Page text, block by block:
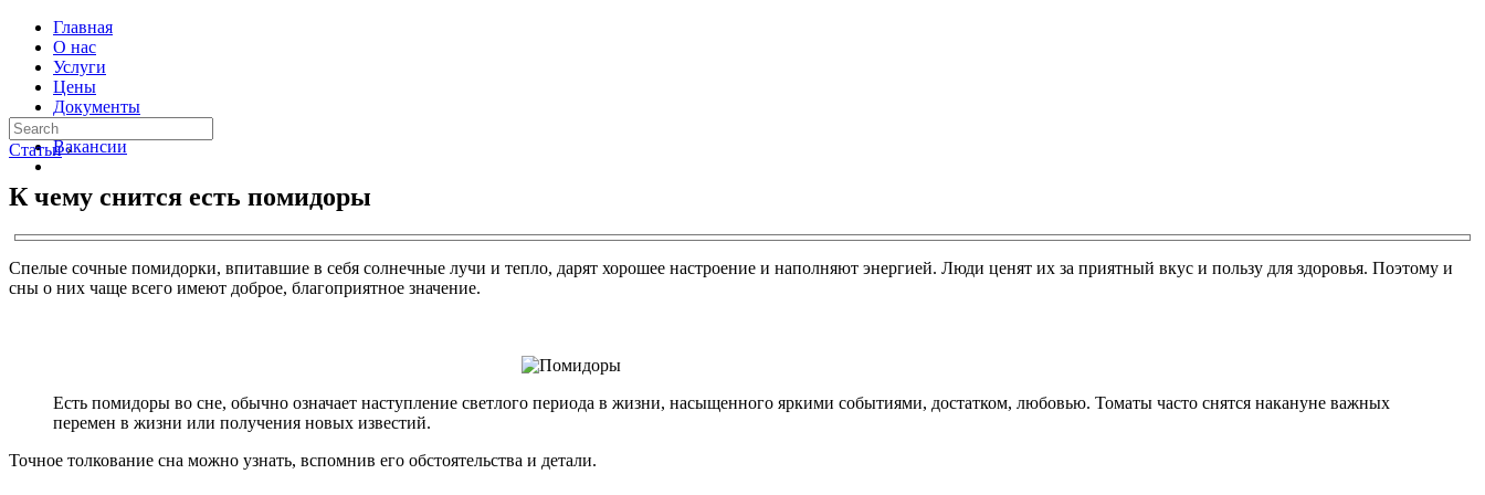
Главная
О нас
Услуги
Цены
Документы
Контакты
Вакансии
Статьи ›
К чему снится есть помидоры
Спелые сочные помидорки, впитавшие в себя солнечные лучи и тепло, дарят хорошее настроение и наполняют энергией. Люди ценят их за приятный вкус и пользу для здоровья. Поэтому и
сны о них чаще всего имеют доброе, благоприятное значение.
Есть помидоры во сне, обычно означает наступление светлого периода в жизни, насыщенного яркими событиями, достатком, любовью. Томаты часто снятся накануне важных
перемен в жизни или получения новых известий.
Точное толкование сна можно узнать, вспомнив его обстоятельства и детали.